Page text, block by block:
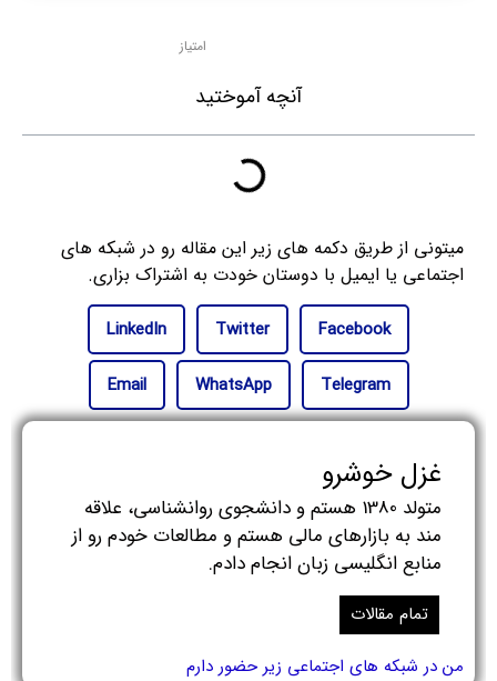
امتیاز
آنچه آموختید
میتونی از طریق دکمه های زیر این مقاله رو در شبکه های
اجتماعی یا ایمیل با دوستان خودت به اشتراک بزاری.
Facebook
Twitter
LinkedIn
Telegram
WhatsApp
Email
غزل خوشرو
متولد 1380 هستم و دانشجوی روانشناسی، علاقه
مند به بازارهای مالی هستم و مطالعات خودم رو از
منابع انگلیسی زبان انجام دادم.
تمام مقالات
من در شبکه های اجتماعی زیر حضور دارم